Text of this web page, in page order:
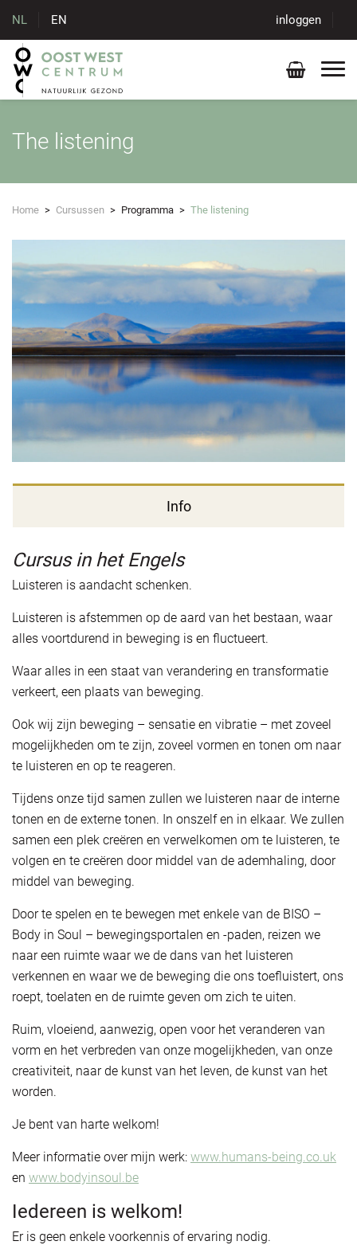
NL EN inloggen
The listening
Home > Cursussen > Programma > The listening
Info
Cursus in het Engels
Luisteren is aandacht schenken.
Luisteren is afstemmen op de aard van het bestaan, waar
alles voortdurend in beweging is en fluctueert.
Waar alles in een staat van verandering en transformatie
verkeert, een plaats van beweging.
Ook wij zijn beweging – sensatie en vibratie – met zoveel
mogelijkheden om te zijn, zoveel vormen en tonen om naar
te luisteren en op te reageren.
Tijdens onze tijd samen zullen we luisteren naar de interne
tonen en de externe tonen. In onszelf en in elkaar. We zullen
samen een plek creëren en verwelkomen om te luisteren, te
volgen en te creëren door middel van de ademhaling, door
middel van beweging.
Door te spelen en te bewegen met enkele van de BISO –
Body in Soul – bewegingsportalen en -paden, reizen we
naar een ruimte waar we de dans van het luisteren
verkennen en waar we de beweging die ons toefluistert, ons
roept, toelaten en de ruimte geven om zich te uiten.
Ruim, vloeiend, aanwezig, open voor het veranderen van
vorm en het verbreden van onze mogelijkheden, van onze
creativiteit, naar de kunst van het leven, de kunst van het
worden.
Je bent van harte welkom!
Meer informatie over mijn werk: www.humans-being.co.uk
en www.bodyinsoul.be
Iedereen is welkom!
Er is geen enkele voorkennis of ervaring nodig.